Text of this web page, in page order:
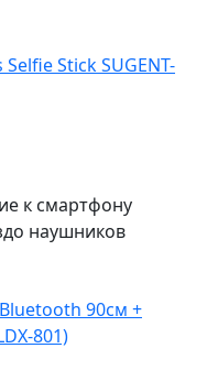
Stick SUGENT-
к смартфону
наушников
90см +
801)